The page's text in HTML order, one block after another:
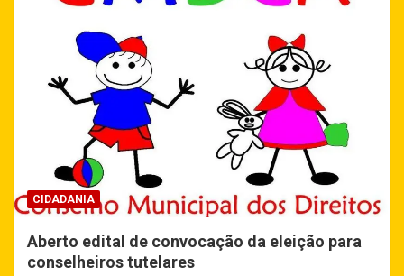
CIDADANIA
Aberto edital de convocação da eleição para
conselheiros tutelares